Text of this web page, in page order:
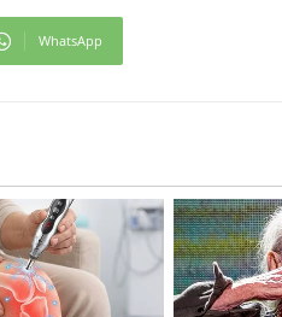
WhatsApp